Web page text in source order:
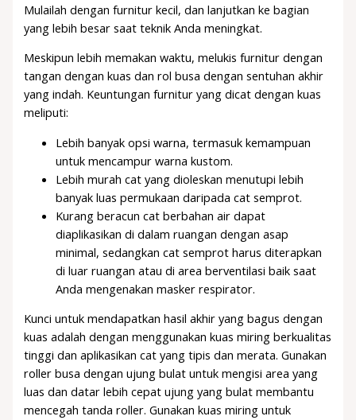
Mulailah dengan furnitur kecil, dan lanjutkan ke bagian
yang lebih besar saat teknik Anda meningkat.
Meskipun lebih memakan waktu, melukis furnitur dengan
tangan dengan kuas dan rol busa dengan sentuhan akhir
yang indah. Keuntungan furnitur yang dicat dengan kuas
meliputi:
Lebih banyak opsi warna, termasuk kemampuan
untuk mencampur warna kustom.
Lebih murah cat yang dioleskan menutupi lebih
banyak luas permukaan daripada cat semprot.
Kurang beracun cat berbahan air dapat
diaplikasikan di dalam ruangan dengan asap
minimal, sedangkan cat semprot harus diterapkan
di luar ruangan atau di area berventilasi baik saat
Anda mengenakan masker respirator.
Kunci untuk mendapatkan hasil akhir yang bagus dengan
kuas adalah dengan menggunakan kuas miring berkualitas
tinggi dan aplikasikan cat yang tipis dan merata. Gunakan
roller busa dengan ujung bulat untuk mengisi area yang
luas dan datar lebih cepat ujung yang bulat membantu
mencegah tanda roller. Gunakan kuas miring untuk